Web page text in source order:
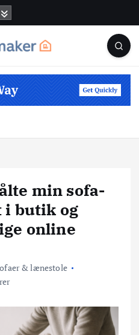
min sofa-
butik og
online
& lænestole